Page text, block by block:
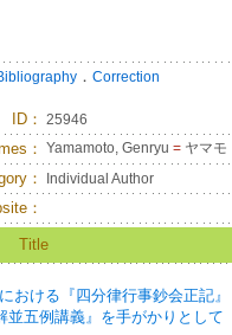
． Correction
ID ： 25946
： Yamamoto, Genryu = ヤマモ
： Individual Author
：
Title
おける『四分律行事鈔会正記』
並五例講義』を手がかりとして